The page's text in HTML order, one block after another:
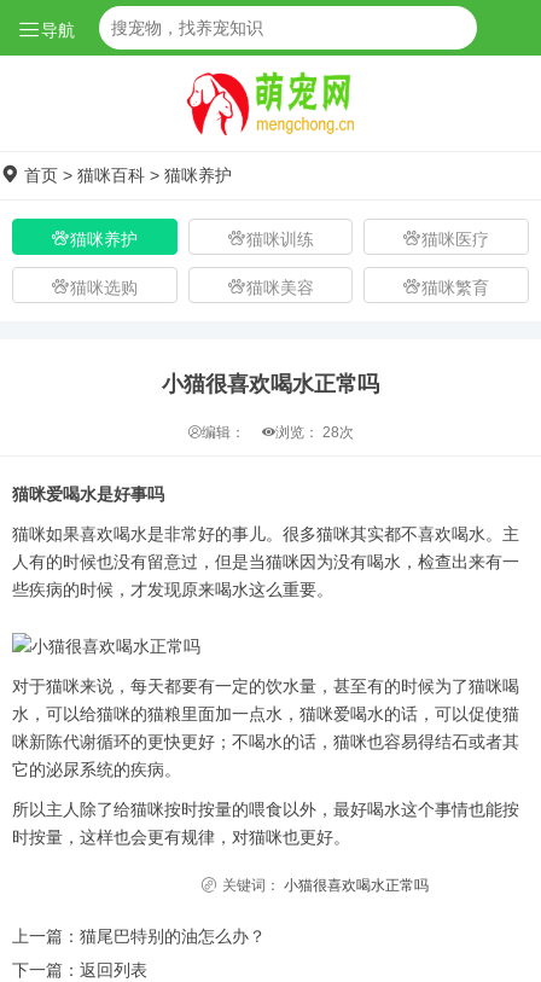
导航
首页 > 猫咪百科 > 猫咪养护
猫咪养护 猫咪训练 猫咪医疗
猫咪选购 猫咪美容 猫咪繁育
小猫很喜欢喝水正常吗
编辑： 浏览： 28次
猫咪爱喝水是好事吗
猫咪如果喜欢喝水是非常好的事儿。很多猫咪其实都不喜欢喝水。主
人有的时候也没有留意过，但是当猫咪因为没有喝水，检查出来有一
些疾病的时候，才发现原来喝水这么重要。
对于猫咪来说，每天都要有一定的饮水量，甚至有的时候为了猫咪喝
水，可以给猫咪的猫粮里面加一点水，猫咪爱喝水的话，可以促使猫
咪新陈代谢循环的更快更好；不喝水的话，猫咪也容易得结石或者其
它的泌尿系统的疾病。
所以主人除了给猫咪按时按量的喂食以外，最好喝水这个事情也能按
时按量，这样也会更有规律，对猫咪也更好。
关键词： 小猫很喜欢喝水正常吗
上一篇： 猫尾巴特别的油怎么办？
下一篇： 返回列表